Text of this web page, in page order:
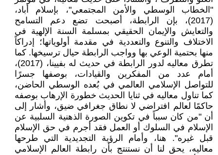
"الخطاب الوسطي والأمن المجتمعي"، بإسلام أباد،
(2017)، بإن الرابطة، أصبحت تضع دعم التسامح
والتعايش والإيمان الحقيقي بمسلمة السنة الإلهية في
الاختلاف والتنوع والتعددية في مقدمة أولوياتها؛ إدراكاً
منها بحتمية الوعي بها وواجب الرابطة حيال ترسيخها. كما
تطرق معاليه لدور الرابطة في حديث له بفيينا، (2017)،
أمام عدد من المفكرين والقيادات، بوصفها جسرًا
للتواصل الإسلامي العالمي في بُعده الوسطي الحاضن،
كما تناول معاليه في ثنايا الحديث خطورة الإرهاب بوصفه
حاكمًا لعالم افتراضي لا نطاق جغرافي ضيق، وأشار إلى
أن "من كان سبباً في تكوين الصورة الذهنية السلبية عن
الإسلام في السلوك أو العمل فقد أجرم في حق الإسلام
قبل غيره". هنا، وأمام الرؤية التجديدية التي طرحها
معاليه، يحق لنا أن نستنتج بأن رابطة العالم الإسلامي